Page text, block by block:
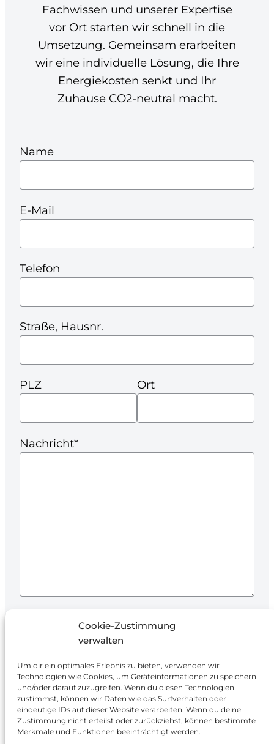
Cookie-Zustimmung
verwalten
Um dir ein optimales Erlebnis zu bieten, verwenden wir
Technologien wie Cookies, um Geräteinformationen zu speichern
und/oder darauf zuzugreifen. Wenn du diesen Technologien
zustimmst, können wir Daten wie das Surfverhalten oder
eindeutige IDs auf dieser Website verarbeiten. Wenn du deine
Zustimmung nicht erteilst oder zurückziehst, können bestimmte
Merkmale und Funktionen beeinträchtigt werden.
Fachwissen und unserer Expertise
vor Ort starten wir schnell in die
Umsetzung. Gemeinsam erarbeiten
wir eine individuelle Lösung, die Ihre
Energiekosten senkt und Ihr
Zuhause CO2-neutral macht.
Name
E-Mail
Telefon
Straße, Hausnr.
PLZ Ort
Nachricht*
Ich stimme der Verarbeitung meiner Daten
zur Beantwortung der Anfrage und